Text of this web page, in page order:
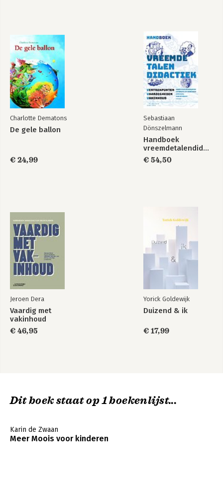
Sapiens Homo Deus :
Bekijk alle boeken
Charlotte Dematons
De gele ballon
€ 24,99
Sebastiaan
Dönszelmann
Handboek
vreemdetalendidactiek
€ 54,50
Jeroen Dera
Vaardig met
vakinhoud
€ 46,95
Yorick Goldewijk
Duizend & ik
€ 17,99
Dit boek staat op 1 boekenlijst...
Karin de Zwaan
Meer Moois voor kinderen